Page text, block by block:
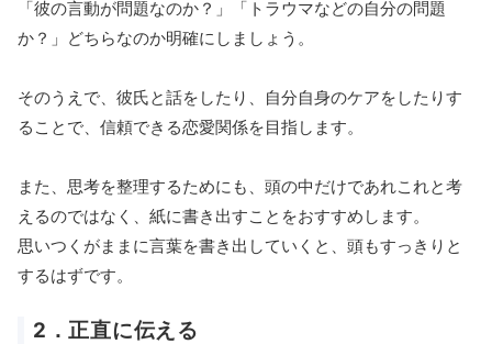
「彼の言動が問題なのか？」「トラウマなどの自分の問題
か？」どちらなのか明確にしましょう。
そのうえで、彼氏と話をしたり、自分自身のケアをしたりす
ることで、信頼できる恋愛関係を目指します。
また、思考を整理するためにも、頭の中だけであれこれと考
えるのではなく、紙に書き出すことをおすすめします。
思いつくがままに言葉を書き出していくと、頭もすっきりと
するはずです。
2．正直に伝える